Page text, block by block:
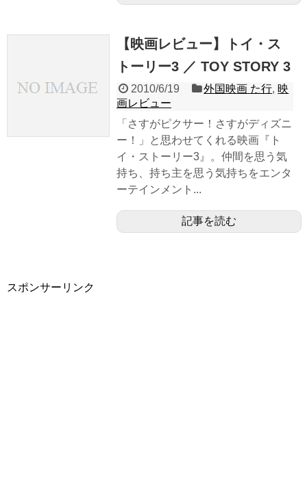
【映画レビュー】トイ・ス
トーリー3 ／ TOY STORY 3
2010/6/19 外国映画 た行, 映
画レビュー
「さすがピクサー！さすがディズニ
ー！」と思わせてくれる映画『ト
イ・ストーリー3』。仲間を思う気
持ち、持ち主を思う気持ちをエンタ
ーテインメント...
記事を読む
スポンサーリンク